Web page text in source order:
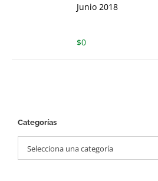
Junio 2018
$0
Categorías
Selecciona una categoría